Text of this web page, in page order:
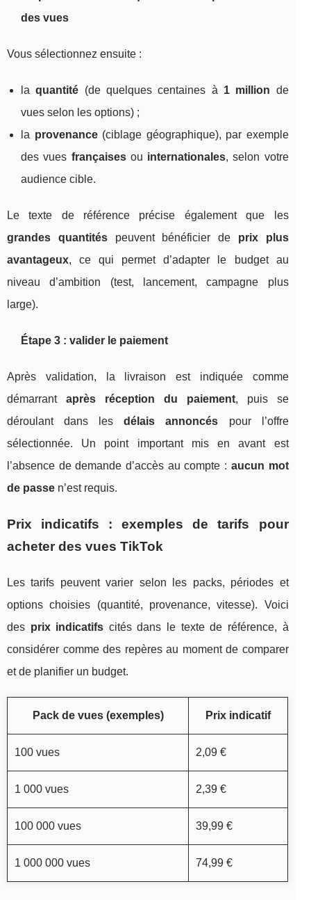
des vues
Vous sélectionnez ensuite :
laquantité (de quelques centaines à 1 million de
vues selon les options) ;
la provenance(ciblage géographique), par exemple
des vues françaisesou internationales, selon votre
audience cible.
Le texte de référence précise également que les
grandes quantitéspeuvent bénéficier de prix plus
avantageux, ce qui permet d’adapter le budget au
niveau d’ambition (test, lancement, campagne plus
large).
Étape 3 : valider le paiement
Après validation, la livraison est indiquée comme
démarrant après réception du paiement, puis se
déroulant dans lesdélais annoncés pour l’offre
sélectionnée. Un point important mis en avant est
l’absence de demande d’accès au compte : aucun mot
de passe n’est requis.
Prix indicatifs : exemples de tarifs pour
acheter des vues TikTok
Les tarifs peuvent varier selon les packs, périodes et
options choisies (quantité, provenance, vitesse). Voici
des prix indicatifs cités dans le texte de référence, à
considérer comme des repères au moment de comparer
et de planifier un budget.
Pack de vues (exemples) Prix indicatif
100 vues 2,09 €
1 000 vues 2,39 €
100 000 vues 39,99 €
1 000 000 vues 74,99 €